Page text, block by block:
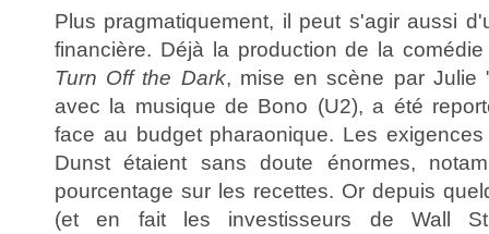
Plus pragmatiquement, il peut s'agir aussi
financière. Déjà la production de la
Turn Off the Dark, mise en scène par Julie
avec la musique de Bono (U2), a été
face au budget pharaonique. Les
Dunst étaient sans doute énormes,
pourcentage sur les recettes. Or depuis
(et en fait les investisseurs de Wall